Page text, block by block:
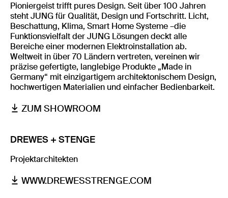
Pioniergeist trifft pures Design. Seit über 100 Jahren
steht JUNG für Qualität, Design und Fortschritt. Licht,
Beschattung, Klima, Smart Home Systeme –die
Funktionsvielfalt der JUNG Lösungen deckt alle
Bereiche einer modernen Elektroinstallation ab.
Weltweit in über 70 Ländern vertreten, vereinen wir
präzise gefertigte, langlebige Produkte „Made in
Germany“ mit einzigartigem architektonischem Design,
hochwertigen Materialien und einfacher Bedienbarkeit.
ZUM SHOWROOM
DREWES + STENGE
Projektarchitekten
WWW.DREWESSTRENGE.COM